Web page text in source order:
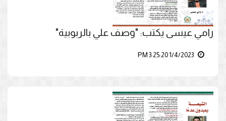
رامي عيسى يكتب: "وصف علي بالربوبية"